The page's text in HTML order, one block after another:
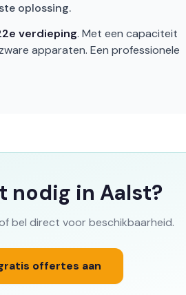
oplossing.
verdieping. Met een capaciteit
apparaten. Een professionele
nodig in Aalst?
bel direct voor beschikbaarheid.
offertes aan